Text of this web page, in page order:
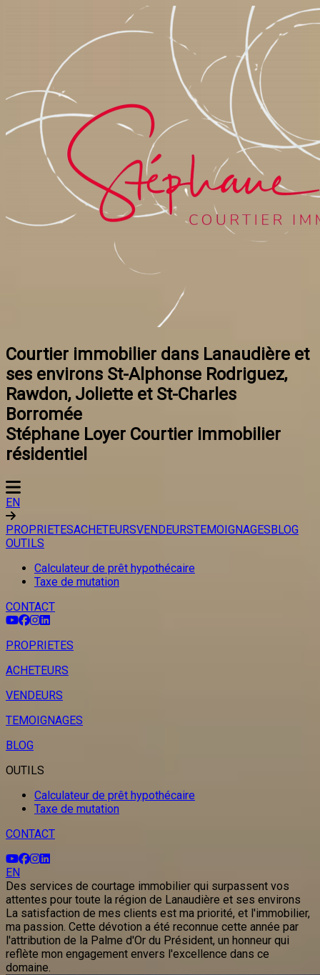
Courtier immobilier dans Lanaudière et
ses environs St-Alphonse Rodriguez,
Rawdon, Joliette et St-Charles
Borromée
Stéphane Loyer Courtier immobilier
résidentiel
EN
PROPRIETESACHETEURSVENDEURSTEMOIGNAGESBLOG
OUTILS
Calculateur de prêt hypothécaire
Taxe de mutation
CONTACT
PROPRIETES
ACHETEURS
VENDEURS
TEMOIGNAGES
BLOG
OUTILS
Calculateur de prêt hypothécaire
Taxe de mutation
CONTACT
EN
Des services de courtage immobilier qui surpassent vos
attentes pour toute la région de Lanaudière et ses environs
La satisfaction de mes clients est ma priorité, et l'immobilier,
ma passion. Cette dévotion a été reconnue cette année par
l'attribution de la Palme d'Or du Président, un honneur qui
reflète mon engagement envers l'excellence dans ce
domaine.